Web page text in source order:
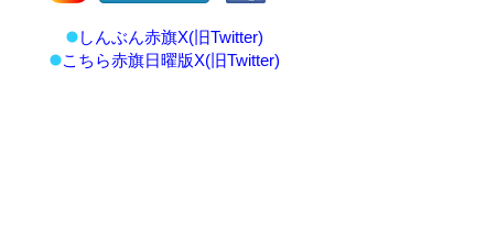
しんぶん赤旗X(旧Twitter)
こちら赤旗日曜版X(旧Twitter)